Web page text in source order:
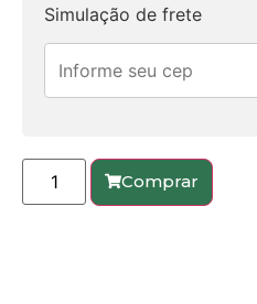
Simulação de frete
Comprar